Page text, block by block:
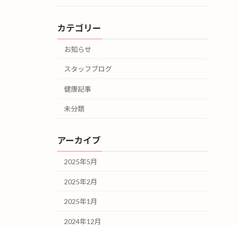
カテゴリー
お知らせ
スタッフブログ
健康記事
未分類
アーカイブ
2025年5月
2025年2月
2025年1月
2024年12月